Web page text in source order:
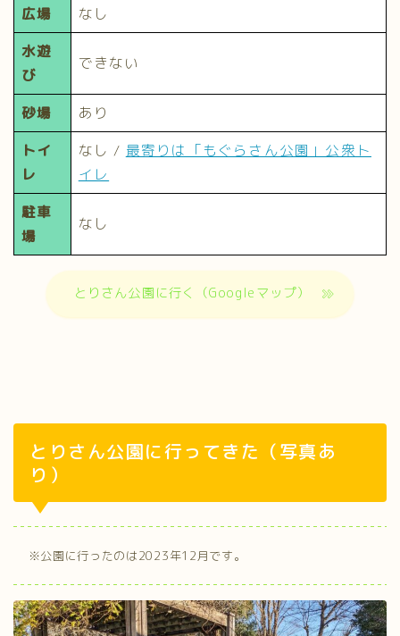
広場
なし
水遊
び
できない
砂場
あり
トイ
レ
なし / 最寄りは「もぐらさん公園」公衆ト
イレ
駐車
場
なし
とりさん公園に行く（Googleマップ）
とりさん公園に行ってきた（写真あ
り）
※公園に行ったのは2023年12月です。